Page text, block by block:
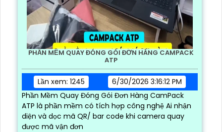
PHẦN MỀM QUAY ĐÓNG GÓI ĐƠN HÀNG CAMPACK
ATP
Lần xem: 1245
6/30/2026 3:16:12 PM
Phần Mềm Quay Đóng Gói Đơn Hàng CamPack
ATP là phần mềm có tích hợp công nghệ Ai nhận
diện và dọc mã QR/ bar code khi camera quay
được mã vận đơn